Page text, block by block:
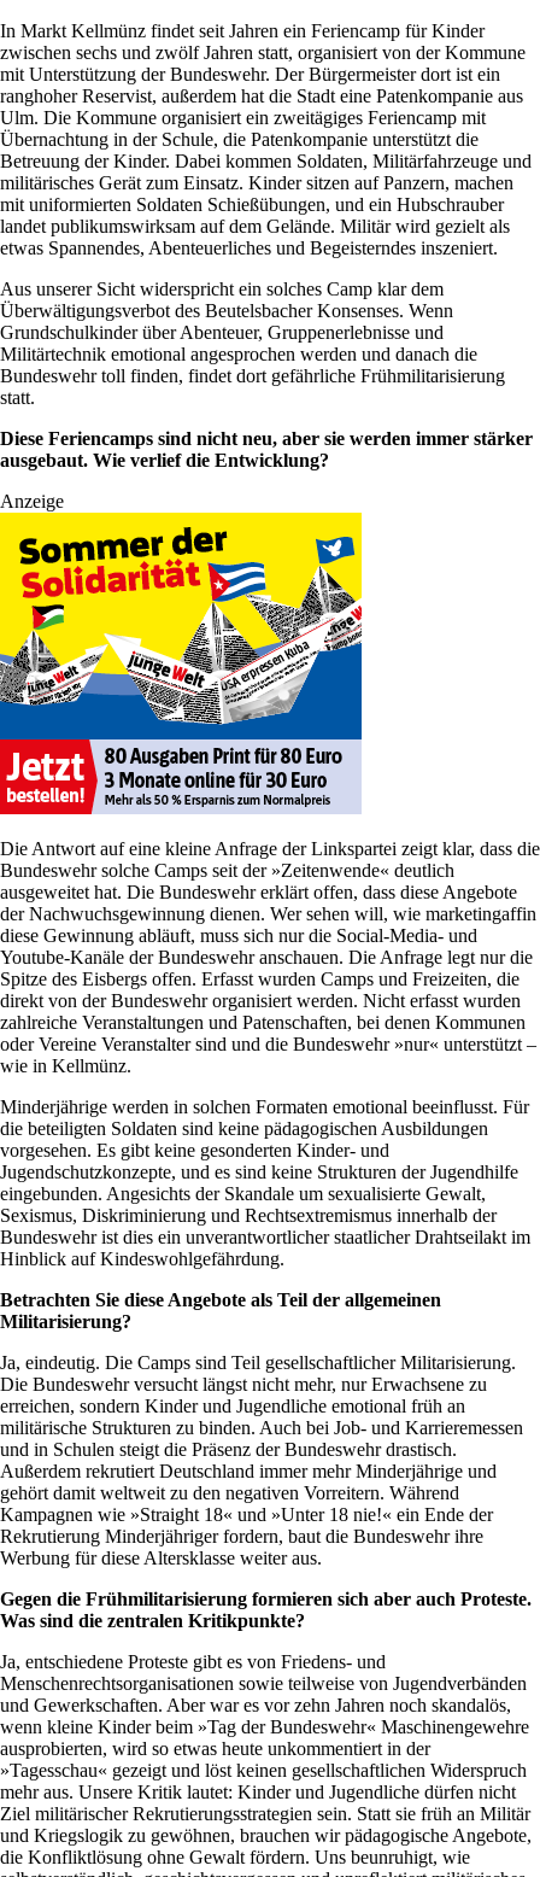
In Markt Kellmünz findet seit Jahren ein Feriencamp für Kinder
zwischen sechs und zwölf Jahren statt, organisiert von der Kommune
mit Unterstützung der Bundeswehr. Der Bürgermeister dort ist ein
ranghoher Reservist, außerdem hat die Stadt eine Patenkompanie aus
Ulm. Die Kommune organisiert ein zweitägiges Feriencamp mit
Übernachtung in der Schule, die Patenkompanie unterstützt die
Betreuung der Kinder. Dabei kommen Soldaten, Militärfahrzeuge und
militärisches Gerät zum Einsatz. Kinder sitzen auf Panzern, machen
mit uniformierten Soldaten Schießübungen, und ein Hubschrauber
landet publikumswirksam auf dem Gelände. Militär wird gezielt als
etwas Spannendes, Abenteuerliches und Begeisterndes inszeniert.
Aus unserer Sicht widerspricht ein solches Camp klar dem
Überwältigungsverbot des Beutelsbacher Konsenses. Wenn
Grundschulkinder über Abenteuer, Gruppenerlebnisse und
Militärtechnik emotional angesprochen werden und danach die
Bundeswehr toll finden, findet dort gefährliche Frühmilitarisierung
statt.
Diese Feriencamps sind nicht neu, aber sie werden immer stärker
ausgebaut. Wie verlief die Entwicklung?
Anzeige
Die Antwort auf eine kleine Anfrage der Linkspartei zeigt klar, dass die
Bundeswehr solche Camps seit der »Zeitenwende« deutlich
ausgeweitet hat. Die Bundeswehr erklärt offen, dass diese Angebote
der Nachwuchsgewinnung dienen. Wer sehen will, wie marketingaffin
diese Gewinnung abläuft, muss sich nur die Social-Media- und
Youtube-Kanäle der Bundeswehr anschauen. Die Anfrage legt nur die
Spitze des Eisbergs offen. Erfasst wurden Camps und Freizeiten, die
direkt von der Bundeswehr organisiert werden. Nicht erfasst wurden
zahlreiche Veranstaltungen und Patenschaften, bei denen Kommunen
oder Vereine Veranstalter sind und die Bundeswehr »nur« unterstützt –
wie in Kellmünz.
Minderjährige werden in solchen Formaten emotional beeinflusst. Für
die beteiligten Soldaten sind keine pädagogischen Ausbildungen
vorgesehen. Es gibt keine gesonderten Kinder- und
Jugendschutzkonzepte, und es sind keine Strukturen der Jugendhilfe
eingebunden. Angesichts der Skandale um sexualisierte Gewalt,
Sexismus, Diskriminierung und Rechtsextremismus innerhalb der
Bundeswehr ist dies ein unverantwortlicher staatlicher Drahtseilakt im
Hinblick auf Kindeswohlgefährdung.
Betrachten Sie diese Angebote als Teil der allgemeinen
Militarisierung?
Ja, eindeutig. Die Camps sind Teil gesellschaftlicher Militarisierung.
Die Bundeswehr versucht längst nicht mehr, nur Erwachsene zu
erreichen, sondern Kinder und Jugendliche emotional früh an
militärische Strukturen zu binden. Auch bei Job- und Karrieremessen
und in Schulen steigt die Präsenz der Bundeswehr drastisch.
Außerdem rekrutiert Deutschland immer mehr Minderjährige und
gehört damit weltweit zu den negativen Vorreitern. Während
Kampagnen wie »Straight 18« und »Unter 18 nie!« ein Ende der
Rekrutierung Minderjähriger fordern, baut die Bundeswehr ihre
Werbung für diese Altersklasse weiter aus.
Gegen die Frühmilitarisierung formieren sich aber auch Proteste.
Was sind die zentralen Kritikpunkte?
Ja, entschiedene Proteste gibt es von Friedens- und
Menschenrechtsorganisationen sowie teilweise von Jugendverbänden
und Gewerkschaften. Aber war es vor zehn Jahren noch skandalös,
wenn kleine Kinder beim »Tag der Bundeswehr« Maschinengewehre
ausprobierten, wird so etwas heute unkommentiert in der
»Tagesschau« gezeigt und löst keinen gesellschaftlichen Widerspruch
mehr aus. Unsere Kritik lautet: Kinder und Jugendliche dürfen nicht
Ziel militärischer Rekrutierungsstrategien sein. Statt sie früh an Militär
und Kriegslogik zu gewöhnen, brauchen wir pädagogische Angebote,
die Konfliktlösung ohne Gewalt fördern. Uns beunruhigt, wie